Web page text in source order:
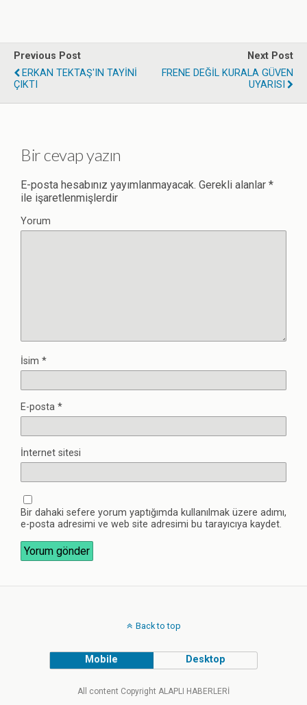
Previous Post
ERKAN TEKTAŞ'IN TAYİNİ
ÇIKTI
Next Post
FRENE DEĞİL KURALA GÜVEN
UYARISI
Bir cevap yazın
E-posta hesabınız yayımlanmayacak. Gerekli alanlar *
ile işaretlenmişlerdir
Yorum
İsim *
E-posta *
İnternet sitesi
Bir dahaki sefere yorum yaptığımda kullanılmak üzere adımı,
e-posta adresimi ve web site adresimi bu tarayıcıya kaydet.
Back to top
Mobile Desktop
All content Copyright ALAPLI HABERLERİ